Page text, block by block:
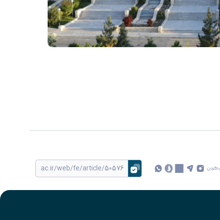
کردن